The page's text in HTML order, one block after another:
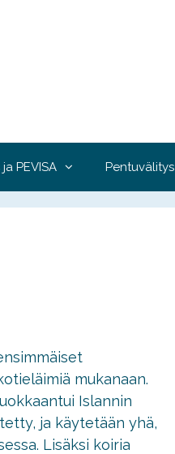
PEVISA Pentuvälitys
mukanaan.
Islannin
ja käytetään yhä,
Lisäksi koiria